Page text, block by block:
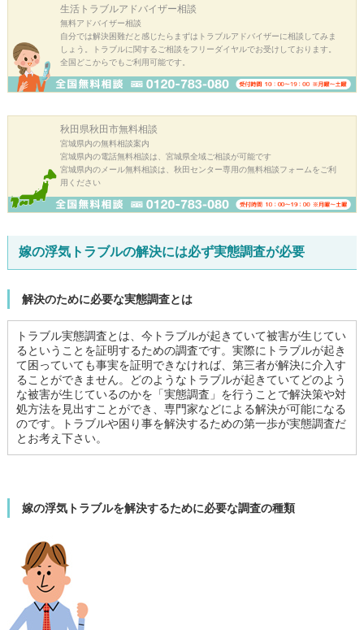
生活トラブルアドバイザー相談
無料アドバイザー相談
自分では解決困難だと感じたらまずはトラブルアドバイザーに相談してみま
しょう。トラブルに関するご相談をフリーダイヤルでお受けしております。
全国どこからでもご利用可能です。
秋田県秋田市無料相談
宮城県内の無料相談案内
宮城県内の電話無料相談は、宮城県全域ご相談が可能です
宮城県内のメール無料相談は、秋田センター専用の無料相談フォームをご利
用ください
嫁の浮気トラブルの解決には必ず実態調査が必要
解決のために必要な実態調査とは
トラブル実態調査とは、今トラブルが起きていて被害が生じてい
るということを証明するための調査です。実際にトラブルが起き
て困っていても事実を証明できなければ、第三者が解決に介入す
ることができません。どのようなトラブルが起きていてどのよう
な被害が生じているのかを「実態調査」を行うことで解決策や対
処方法を見出すことができ、専門家などによる解決が可能になる
のです。トラブルや困り事を解決するための第一歩が実態調査だ
とお考え下さい。
嫁の浮気トラブルを解決するために必要な調査の種類